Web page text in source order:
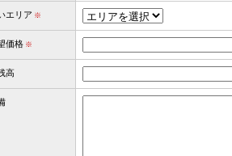
エリア ※
価格 ※
高